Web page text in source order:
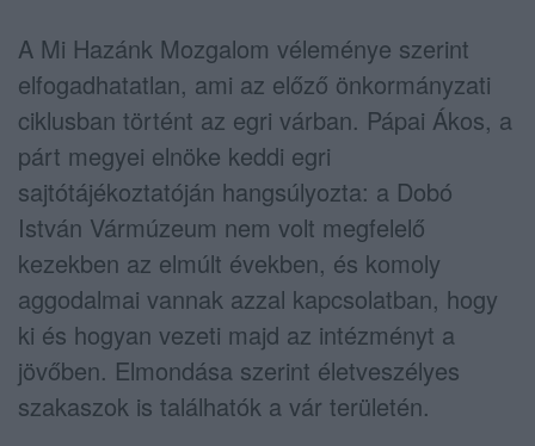
A Mi Hazánk Mozgalom véleménye szerint
elfogadhatatlan, ami az előző önkormányzati
ciklusban történt az egri várban. Pápai Ákos, a
párt megyei elnöke keddi egri
sajtótájékoztatóján hangsúlyozta: a Dobó
István Vármúzeum nem volt megfelelő
kezekben az elmúlt években, és komoly
aggodalmai vannak azzal kapcsolatban, hogy
ki és hogyan vezeti majd az intézményt a
jövőben. Elmondása szerint életveszélyes
szakaszok is találhatók a vár területén.